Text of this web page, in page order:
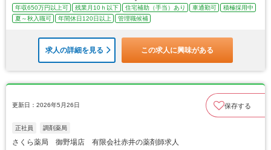
年収650万円以上可 残業月10ｈ以下 住宅補助（手当）あり 車通勤可
積極採用中
夏～秋入職可
年間休日120日以上 管理職候補
求人の詳細を見る この求人に興味がある
更新日：2026年5月26日 保存する
正社員 調剤薬局
さくら薬局 御野場店 有限会社赤井の薬剤師求人